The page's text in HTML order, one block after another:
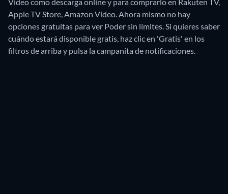
Apple TV Store, Amazon Video.Ahora mismo no hay
opciones gratuitas para ver Poder sin límites. Si quieres saber
cuándo estará disponible gratis, haz clic en 'Gratis' en los
filtros de arriba y pulsa la campanita de notificaciones.